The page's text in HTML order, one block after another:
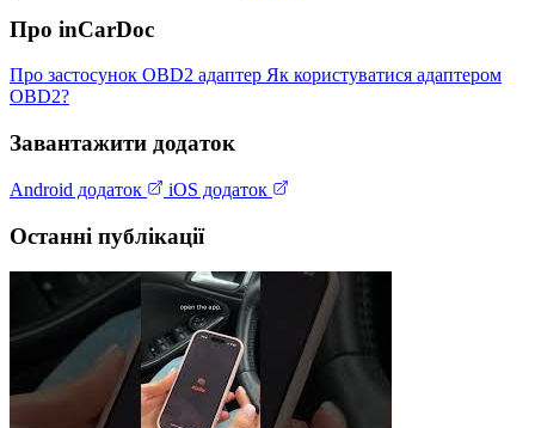
Про inCarDoc
Про застосунок OBD2 адаптер Як користуватися адаптером
OBD2?
Завантажити додаток
Android додаток iOS додаток
Останні публікації